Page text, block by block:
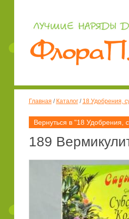
Главная / Каталог/ 18 Удобрения,
Вернуться в "18 Удобрения,
189